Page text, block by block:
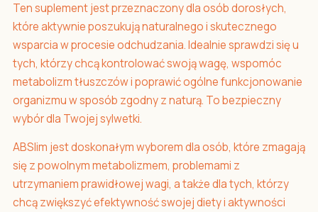
Ten suplement jest przeznaczony dla osób dorosłych,
które aktywnie poszukują naturalnego i skutecznego
wsparcia w procesie odchudzania. Idealnie sprawdzi się u
tych, którzy chcą kontrolować swoją wagę, wspomóc
metabolizm tłuszczów i poprawić ogólne funkcjonowanie
organizmu w sposób zgodny z naturą. To bezpieczny
wybór dla Twojej sylwetki.
ABSlim jest doskonałym wyborem dla osób, które zmagają
się z powolnym metabolizmem, problemami z
utrzymaniem prawidłowej wagi, a także dla tych, którzy
chcą zwiększyć efektywność swojej diety i aktywności